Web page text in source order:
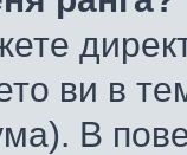
ви в
В